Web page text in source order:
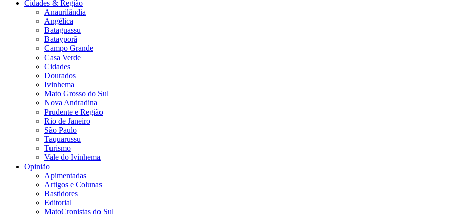
Cidades & Região
Anaurilândia
Angélica
Bataguassu
Batayporã
Campo Grande
Casa Verde
Cidades
Dourados
Ivinhema
Mato Grosso do Sul
Nova Andradina
Prudente e Região
Rio de Janeiro
São Paulo
Taquarussu
Turismo
Vale do Ivinhema
Opinião
Apimentadas
Artigos e Colunas
Bastidores
Editorial
MatoCronistas do Sul